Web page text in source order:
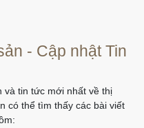
- Cập nhật Tin
và tin tức mới nhất về thị
có thể tìm thấy các bài viết